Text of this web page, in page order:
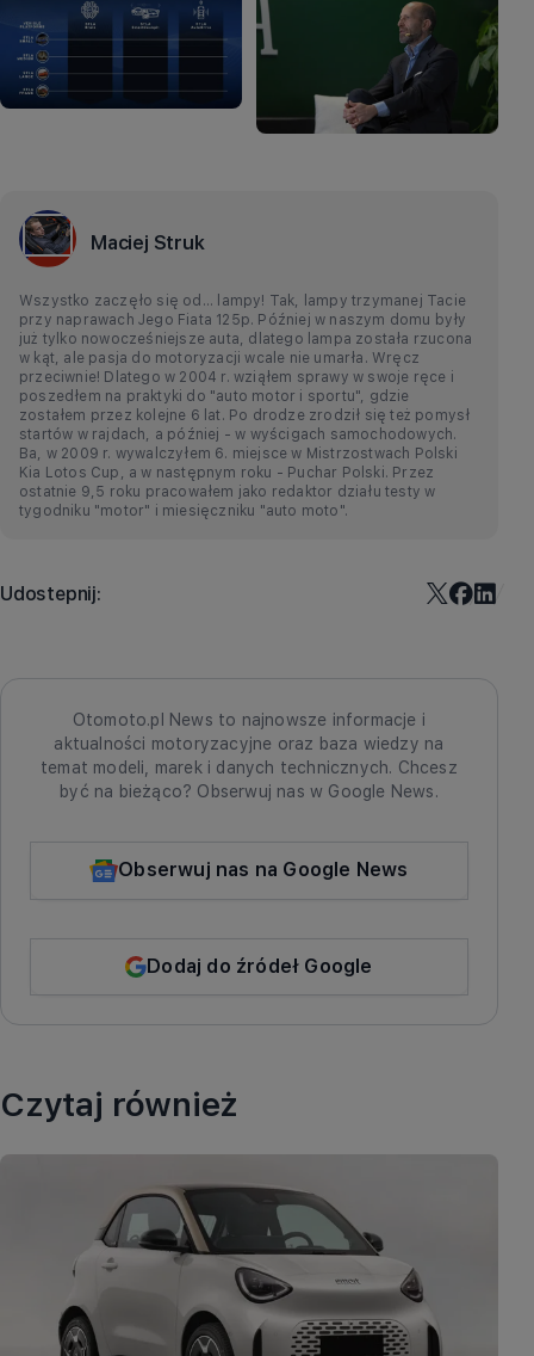
Maciej Struk
Wszystko zaczęło się od... lampy! Tak, lampy trzymanej Tacie
przy naprawach Jego Fiata 125p. Później w naszym domu były
już tylko nowocześniejsze auta, dlatego lampa została rzucona
w kąt, ale pasja do motoryzacji wcale nie umarła. Wręcz
przeciwnie! Dlatego w 2004 r. wziąłem sprawy w swoje ręce i
poszedłem na praktyki do "auto motor i sportu", gdzie
zostałem przez kolejne 6 lat. Po drodze zrodził się też pomysł
startów w rajdach, a później - w wyścigach samochodowych.
Ba, w 2009 r. wywalczyłem 6. miejsce w Mistrzostwach Polski
Kia Lotos Cup, a w następnym roku - Puchar Polski. Przez
ostatnie 9,5 roku pracowałem jako redaktor działu testy w
tygodniku "motor" i miesięczniku "auto moto".
Udostepnij:
Otomoto.pl News to najnowsze informacje i
aktualności motoryzacyjne oraz baza wiedzy na
temat modeli, marek i danych technicznych. Chcesz
być na bieżąco? Obserwuj nas w Google News.
Obserwuj nas na Google News
Dodaj do źródeł Google
Czytaj również